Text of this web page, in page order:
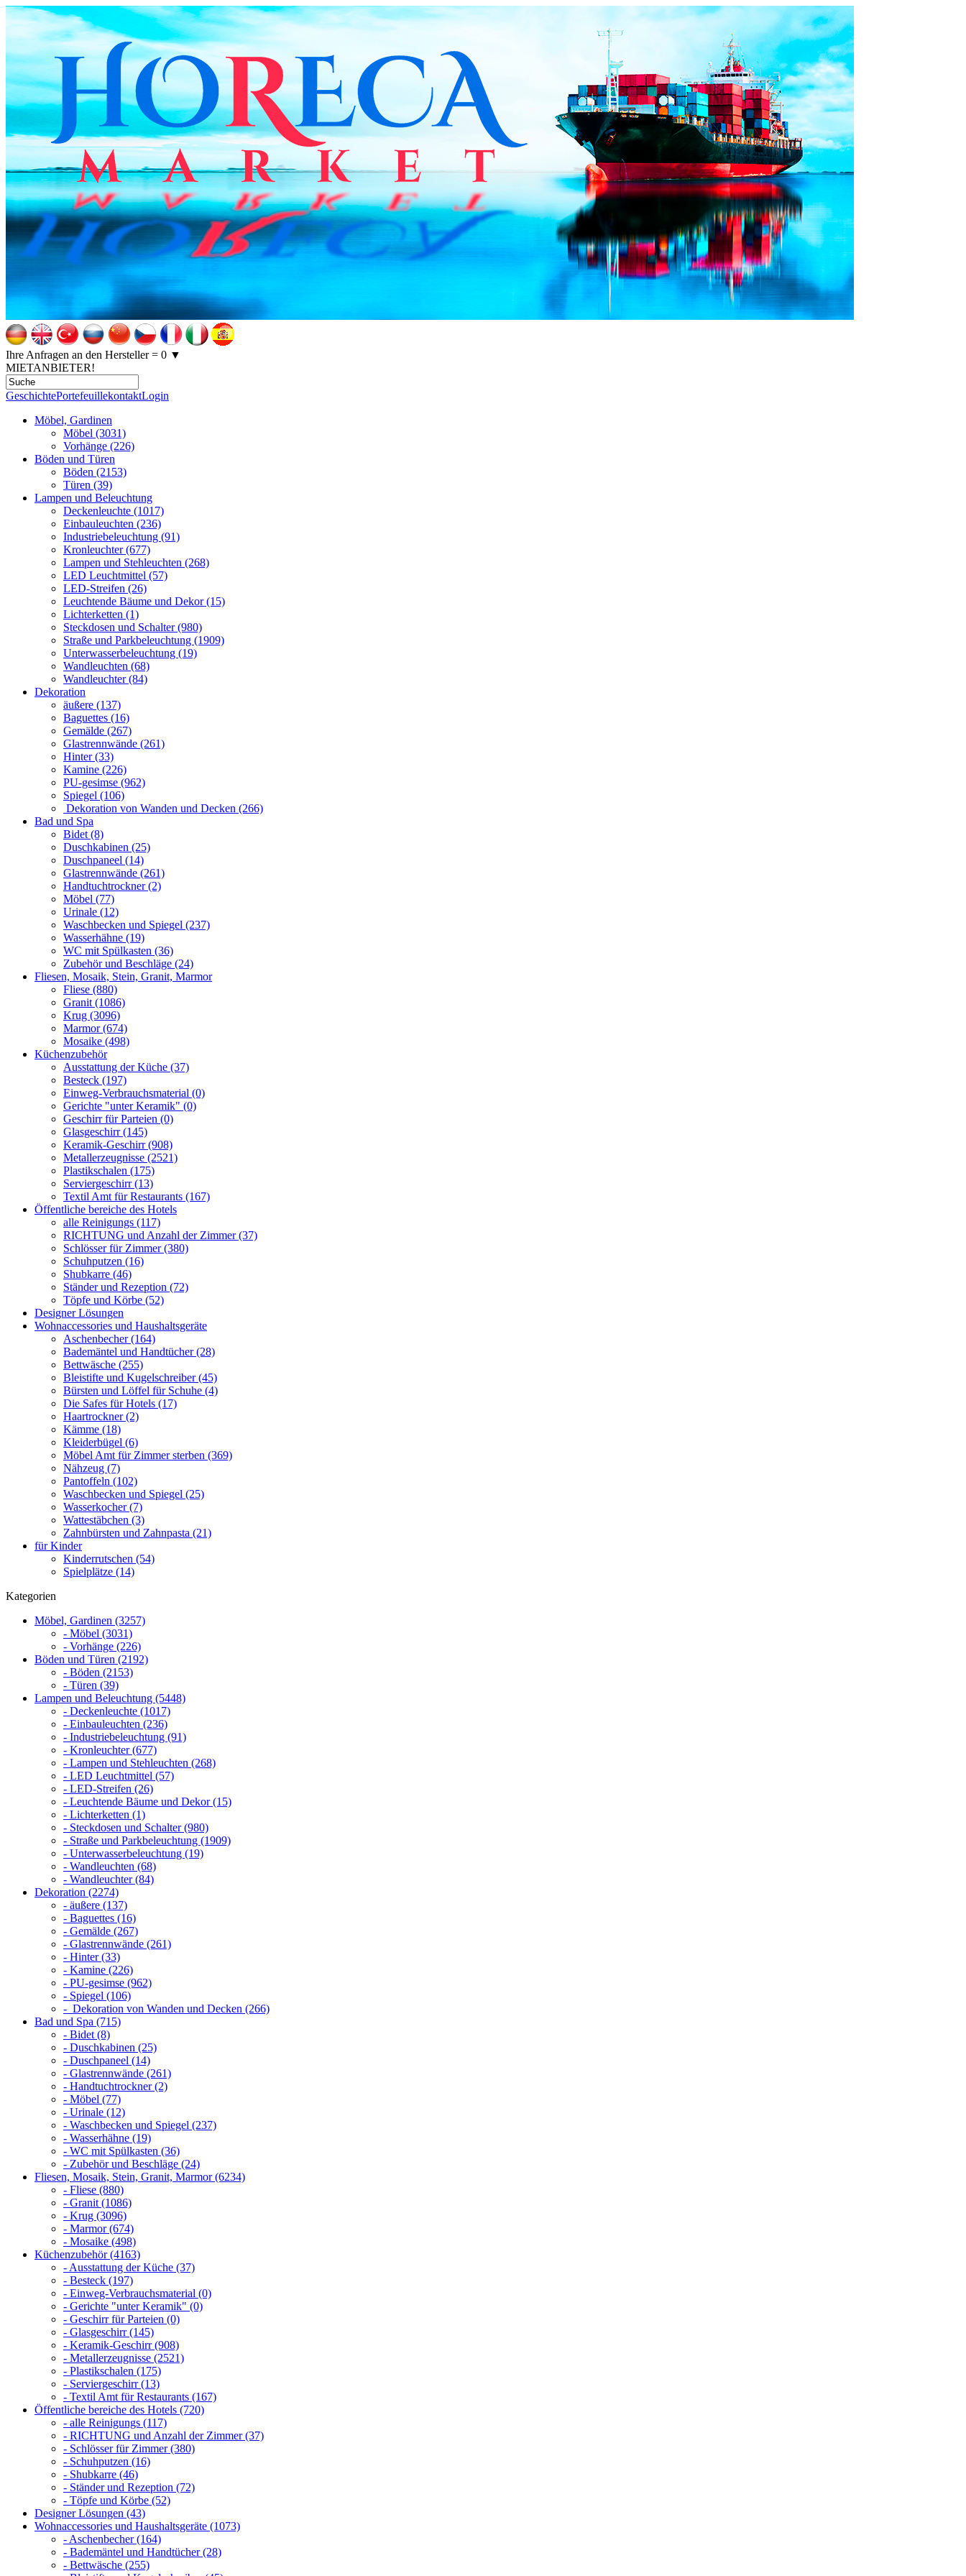
Ihre Anfragen an den Hersteller = 0 ▼
MIETANBIETER!
GeschichtePortefeuillekontaktLogin
Möbel, Gardinen
Möbel (3031)
Vorhänge (226)
Böden und Türen
Böden (2153)
Türen (39)
Lampen und Beleuchtung
Deckenleuchte (1017)
Einbauleuchten (236)
Industriebeleuchtung (91)
Kronleuchter (677)
Lampen und Stehleuchten (268)
LED Leuchtmittel (57)
LED-Streifen (26)
Leuchtende Bäume und Dekor (15)
Lichterketten (1)
Steckdosen und Schalter (980)
Straße und Parkbeleuchtung (1909)
Unterwasserbeleuchtung (19)
Wandleuchten (68)
Wandleuchter (84)
Dekoration
äußere (137)
Baguettes (16)
Gemälde (267)
Glastrennwände (261)
Hinter (33)
Kamine (226)
PU-gesimse (962)
Spiegel (106)
Dekoration von Wanden und Decken (266)
Bad und Spa
Bidet (8)
Duschkabinen (25)
Duschpaneel (14)
Glastrennwände (261)
Handtuchtrockner (2)
Möbel (77)
Urinale (12)
Waschbecken und Spiegel (237)
Wasserhähne (19)
WC mit Spülkasten (36)
Zubehör und Beschläge (24)
Fliesen, Mosaik, Stein, Granit, Marmor
Fliese (880)
Granit (1086)
Krug (3096)
Marmor (674)
Mosaike (498)
Küchenzubehör
Ausstattung der Küche (37)
Besteck (197)
Einweg-Verbrauchsmaterial (0)
Gerichte "unter Keramik" (0)
Geschirr für Parteien (0)
Glasgeschirr (145)
Keramik-Geschirr (908)
Metallerzeugnisse (2521)
Plastikschalen (175)
Serviergeschirr (13)
Textil Amt für Restaurants (167)
Öffentliche bereiche des Hotels
alle Reinigungs (117)
RICHTUNG und Anzahl der Zimmer (37)
Schlösser für Zimmer (380)
Schuhputzen (16)
Shubkarre (46)
Ständer und Rezeption (72)
Töpfe und Körbe (52)
Designer Lösungen
Wohnaccessories und Haushaltsgeräte
Aschenbecher (164)
Bademäntel und Handtücher (28)
Bettwäsche (255)
Bleistifte und Kugelschreiber (45)
Bürsten und Löffel für Schuhe (4)
Die Safes für Hotels (17)
Haartrockner (2)
Kämme (18)
Kleiderbügel (6)
Möbel Amt für Zimmer sterben (369)
Nähzeug (7)
Pantoffeln (102)
Waschbecken und Spiegel (25)
Wasserkocher (7)
Wattestäbchen (3)
Zahnbürsten und Zahnpasta (21)
für Kinder
Kinderrutschen (54)
Spielplätze (14)
Kategorien
Möbel, Gardinen (3257)
- Möbel (3031)
- Vorhänge (226)
Böden und Türen (2192)
- Böden (2153)
- Türen (39)
Lampen und Beleuchtung (5448)
- Deckenleuchte (1017)
- Einbauleuchten (236)
- Industriebeleuchtung (91)
- Kronleuchter (677)
- Lampen und Stehleuchten (268)
- LED Leuchtmittel (57)
- LED-Streifen (26)
- Leuchtende Bäume und Dekor (15)
- Lichterketten (1)
- Steckdosen und Schalter (980)
- Straße und Parkbeleuchtung (1909)
- Unterwasserbeleuchtung (19)
- Wandleuchten (68)
- Wandleuchter (84)
Dekoration (2274)
- äußere (137)
- Baguettes (16)
- Gemälde (267)
- Glastrennwände (261)
- Hinter (33)
- Kamine (226)
- PU-gesimse (962)
- Spiegel (106)
- Dekoration von Wanden und Decken (266)
Bad und Spa (715)
- Bidet (8)
- Duschkabinen (25)
- Duschpaneel (14)
- Glastrennwände (261)
- Handtuchtrockner (2)
- Möbel (77)
- Urinale (12)
- Waschbecken und Spiegel (237)
- Wasserhähne (19)
- WC mit Spülkasten (36)
- Zubehör und Beschläge (24)
Fliesen, Mosaik, Stein, Granit, Marmor (6234)
- Fliese (880)
- Granit (1086)
- Krug (3096)
- Marmor (674)
- Mosaike (498)
Küchenzubehör (4163)
- Ausstattung der Küche (37)
- Besteck (197)
- Einweg-Verbrauchsmaterial (0)
- Gerichte "unter Keramik" (0)
- Geschirr für Parteien (0)
- Glasgeschirr (145)
- Keramik-Geschirr (908)
- Metallerzeugnisse (2521)
- Plastikschalen (175)
- Serviergeschirr (13)
- Textil Amt für Restaurants (167)
Öffentliche bereiche des Hotels (720)
- alle Reinigungs (117)
- RICHTUNG und Anzahl der Zimmer (37)
- Schlösser für Zimmer (380)
- Schuhputzen (16)
- Shubkarre (46)
- Ständer und Rezeption (72)
- Töpfe und Körbe (52)
Designer Lösungen (43)
Wohnaccessories und Haushaltsgeräte (1073)
- Aschenbecher (164)
- Bademäntel und Handtücher (28)
- Bettwäsche (255)